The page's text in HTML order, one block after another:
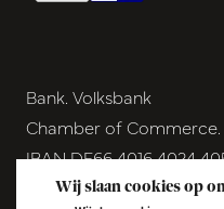
Bank. Volksbank
Chamber of Commerce.
IBAN DE66 4016 4024
BIC GENODEM1GRN
Wij slaan cookies op